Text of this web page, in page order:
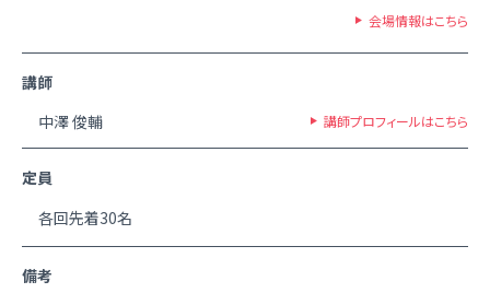
会場情報はこちら
講師
中澤 俊輔
講師プロフィールはこちら
定員
各回先着30名
備考